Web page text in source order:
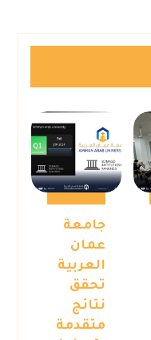
جامعة
عمان
العربية
تحقق
نتائج
متقدمة